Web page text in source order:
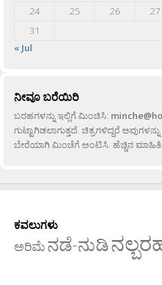
24
25 26 27
31
« Jul
ನೀವೂ ಬರೆಯಿರಿ
ಬರಹಗಳನ್ನು ಇಲ್ಲಿಗೆ ಮಿಂಚಿಸಿ:
ಗುಟ್ಟಾಗಿಡಲಾಗುತ್ತದೆ. ಚಿತ್ರಗಳಿದ್ದರೆ
ಬೇರೆಯಾಗಿ ಮಿಂಚೆಗೆ ಅಂಟಿಸಿ. ಹೆಚ್ಚಿನ
ಕವಲುಗಳು
ಅರಿಮೆನಡೆ-ನುಡಿ